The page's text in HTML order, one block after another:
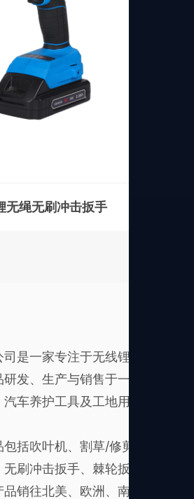
无绳无刷冲击扳手
是一家专注于无线锂电电动工
发、生产与销售于一体，产品
车养护工具及工地用手持电动
括吹叶机、割草/修剪机、绿
刷冲击扳手、棘轮扳手、无刷
销往北美、欧洲、南美及亚洲